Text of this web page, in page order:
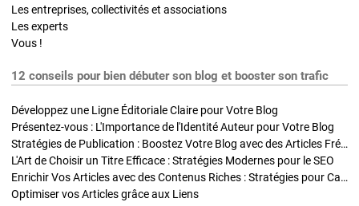
Les entreprises, collectivités et associations
Les experts
Vous !
12 conseils pour bien débuter son blog et booster son trafic
Développez une Ligne Éditoriale Claire pour Votre Blog
Présentez-vous : L'Importance de l'Identité Auteur pour Votre Blog
Stratégies de Publication : Boostez Votre Blog avec des Articles Fréquents et Exclusifs
L'Art de Choisir un Titre Efficace : Stratégies Modernes pour le SEO
Enrichir Vos Articles avec des Contenus Riches : Stratégies pour Captiver et Optimiser
Optimiser vos Articles grâce aux Liens